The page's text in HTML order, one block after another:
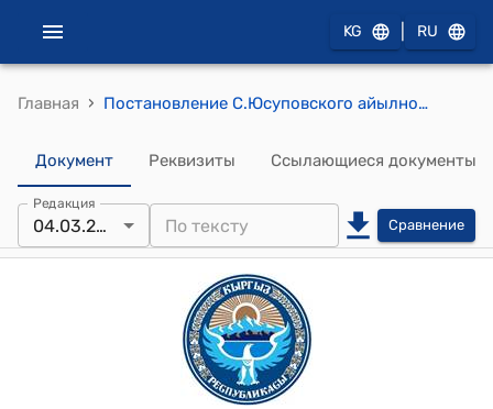
KG RU
Главная › Постановление С.Юсуповского айылного кенеша от 4 марта 2013 года № 3-5 "Об утерждении плана С.Юсуповского айылного кенеша на 2013 год."
Документ Реквизиты Ссылающиеся документы
Редакция
04.03.2013 Сравнение